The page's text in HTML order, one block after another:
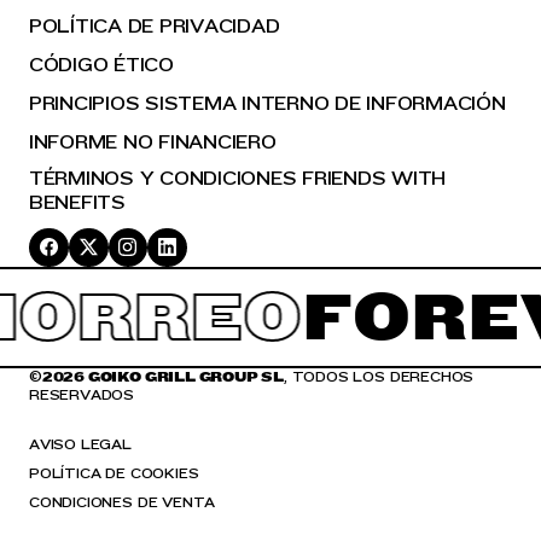
POLÍTICA DE PRIVACIDAD
CÓDIGO ÉTICO
PRINCIPIOS SISTEMA INTERNO DE INFORMACIÓN
INFORME NO FINANCIERO
TÉRMINOS Y CONDICIONES FRIENDS WITH
BENEFITS
©2026 GOIKO GRILL GROUP SL, TODOS LOS DERECHOS
RESERVADOS
AVISO LEGAL
POLÍTICA DE COOKIES
CONDICIONES DE VENTA